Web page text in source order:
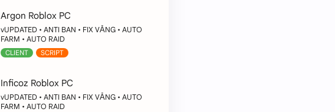
Argon Roblox PC
vUPDATED • ANTI BAN • FIX VĂNG • AUTO
FARM • AUTO RAID
CLIENT SCRIPT
Inficoz Roblox PC
vUPDATED • ANTI BAN • FIX VĂNG • AUTO
FARM • AUTO RAID